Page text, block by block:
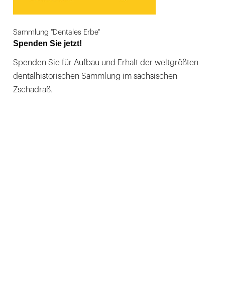
Sammlung "Dentales Erbe"
Spenden Sie jetzt!
Spenden Sie für Aufbau und Erhalt der weltgrößten
dentalhistorischen Sammlung im sächsischen
Zschadraß.